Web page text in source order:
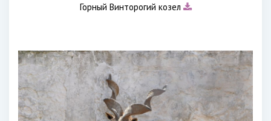
Горный Винторогий козел